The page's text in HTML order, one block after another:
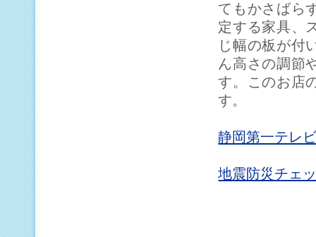
てもかさばら
定する家具、
じ幅の板が付
ん高さの調節
す。このお店
す。
静岡第一テレ
地震防災チェ